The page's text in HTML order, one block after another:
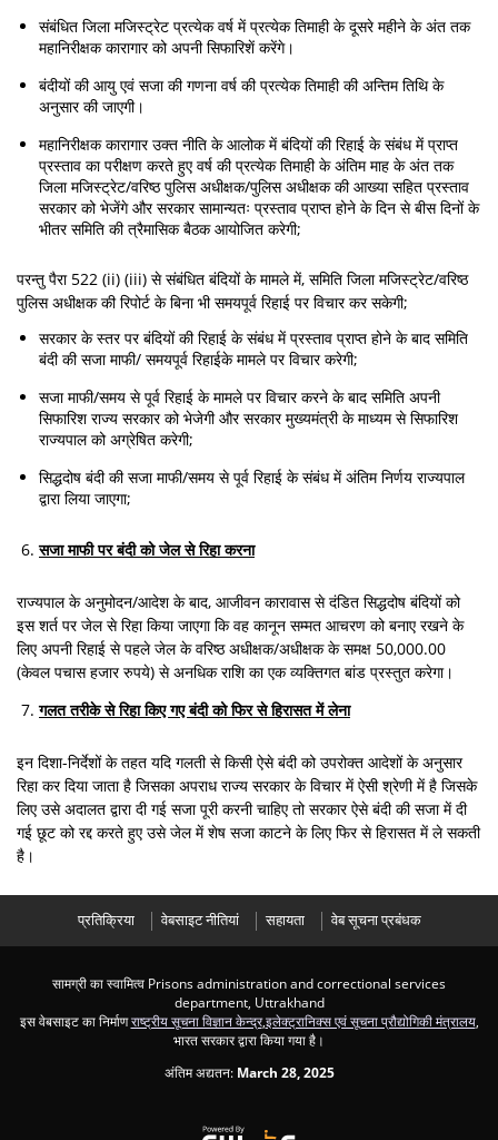
संबंधित जिला मजिस्ट्रेट प्रत्येक वर्ष में प्रत्येक तिमाही के दूसरे महीने के अंत तक
महानिरीक्षक कारागार को अपनी सिफारिशें करेंगे।
बंदीयों की आयु एवं सजा की गणना वर्ष की प्रत्येक तिमाही की अन्तिम तिथि के
अनुसार की जाएगी।
महानिरीक्षक कारागार उक्त नीति के आलोक में बंदियों की रिहाई के संबंध में प्राप्त
प्रस्ताव का परीक्षण करते हुए वर्ष की प्रत्येक तिमाही के अंतिम माह के अंत तक
जिला मजिस्ट्रेट/वरिष्ठ पुलिस अधीक्षक/पुलिस अधीक्षक की आख्या सहित प्रस्ताव
सरकार को भेजेंगे और सरकार सामान्यतः प्रस्ताव प्राप्त होने के दिन से बीस दिनों के
भीतर समिति की त्रैमासिक बैठक आयोजित करेगी;
परन्तु पैरा 522 (ii) (iii) से संबंधित बंदियों के मामले में, समिति जिला मजिस्ट्रेट/वरिष्ठ
पुलिस अधीक्षक की रिपोर्ट के बिना भी समयपूर्व रिहाई पर विचार कर सकेगी;
सरकार के स्तर पर बंदियों की रिहाई के संबंध में प्रस्ताव प्राप्त होने के बाद समिति
बंदी की सजा माफी/ समयपूर्व रिहाईके मामले पर विचार करेगी;
सजा माफी/समय से पूर्व रिहाई के मामले पर विचार करने के बाद समिति अपनी
सिफारिश राज्य सरकार को भेजेगी और सरकार मुख्यमंत्री के माध्यम से सिफारिश
राज्यपाल को अग्रेषित करेगी;
सिद्धदोष बंदी की सजा माफी/समय से पूर्व रिहाई के संबंध में अंतिम निर्णय राज्यपाल
द्वारा लिया जाएगा;
सजा माफी पर बंदी को जेल से रिहा करना
राज्यपाल के अनुमोदन/आदेश के बाद, आजीवन कारावास से दंडित सिद्धदोष बंदियों को
इस शर्त पर जेल से रिहा किया जाएगा कि वह कानून सम्मत आचरण को बनाए रखने के
लिए अपनी रिहाई से पहले जेल के वरिष्ठ अधीक्षक/अधीक्षक के समक्ष 50,000.00
(केवल पचास हजार रुपये) से अनधिक राशि का एक व्यक्तिगत बांड प्रस्तुत करेगा।
गलत तरीके से रिहा किए गए बंदी को फिर से हिरासत में लेना
इन दिशा-निर्देशों के तहत यदि गलती से किसी ऐसे बंदी को उपरोक्त आदेशों के अनुसार
रिहा कर दिया जाता है जिसका अपराध राज्य सरकार के विचार में ऐसी श्रेणी में है जिसके
लिए उसे अदालत द्वारा दी गई सजा पूरी करनी चाहिए तो सरकार ऐसे बंदी की सजा में दी
गई छूट को रद्द करते हुए उसे जेल में शेष सजा काटने के लिए फिर से हिरासत में ले सकती
है।
प्रतिक्रिया वेबसाइट नीतियां सहायता वेब सूचना प्रबंधक
सामग्री का स्वामित्व Prisons administration and correctional services
department, Uttrakhand
इस वेबसाइट का निर्माणराष्ट्रीय सूचना विज्ञान केन्द्र,इलेक्ट्रानिक्स एवं सूचना प्रौद्योगिकी मंत्रालय,
भारत सरकार द्वारा किया गया है।
अंतिम अद्यतन: March 28, 2025